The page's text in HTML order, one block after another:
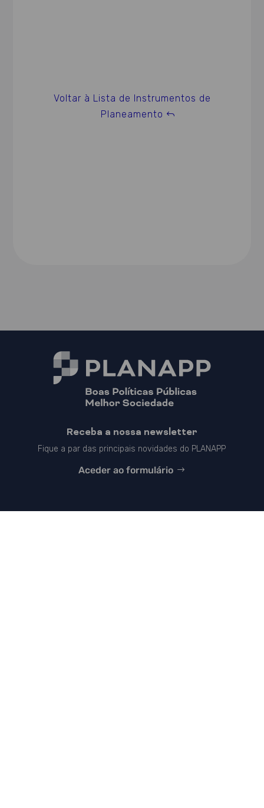
Voltar à Lista de Instrumentos de
Planeamento
Receba a nossa newsletter
Fique a par das principais novidades do PLANAPP
Aceder ao formulário